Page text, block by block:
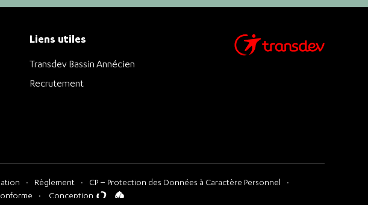
Liens utiles
Transdev Bassin Annécien
Recrutement
Règlement
CP – Protection des Données à Caractère Personnel
Conception